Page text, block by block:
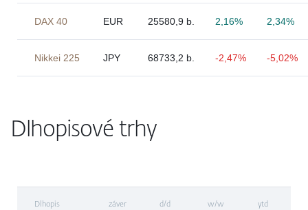
DAX 40 EUR 25580,9 b. 2,16% 2,34%
Nikkei 225 JPY 68733,2 b. -2,47% -5,02%
Dlhopisové trhy
Dlhopis záver d/d w/w ytd